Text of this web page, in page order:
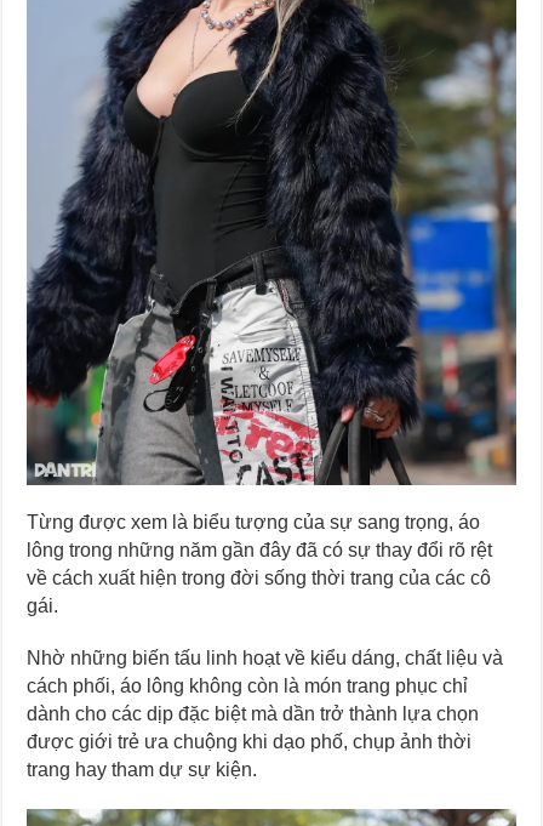
Từng được xem là biểu tượng của sự sang trọng, áo
lông trong những năm gần đây đã có sự thay đổi rõ rệt
về cách xuất hiện trong đời sống thời trang của các cô
gái.
Nhờ những biến tấu linh hoạt về kiểu dáng, chất liệu và
cách phối, áo lông không còn là món trang phục chỉ
dành cho các dịp đặc biệt mà dần trở thành lựa chọn
được giới trẻ ưa chuộng khi dạo phố, chụp ảnh thời
trang hay tham dự sự kiện.